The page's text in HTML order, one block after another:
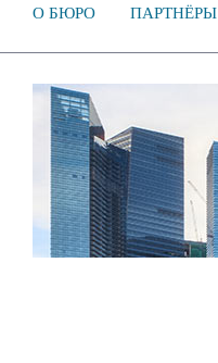
О БЮРО ПАРТНЁРЫ